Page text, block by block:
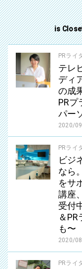
is
PRライ
テレ
ディ
の成
PRプ
パー
2020/
PRライ
ビジ
なら
をサ
講座
受付
＆PR
も〜
2020/
PRライ